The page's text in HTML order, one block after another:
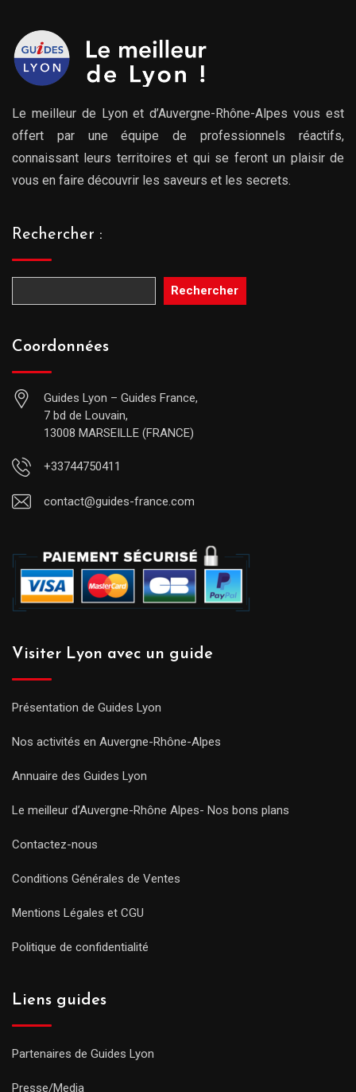
Le meilleur de Lyon et d’Auvergne-Rhône-Alpes vous est
offert par une équipe de professionnels réactifs,
connaissant leurs territoires et qui se feront un plaisir de
vous en faire découvrir les saveurs et les secrets.
Rechercher :
Rechercher
Coordonnées
Guides Lyon – Guides France,
7 bd de Louvain,
13008 MARSEILLE (FRANCE)
+33744750411
contact@guides-france.com
Visiter Lyon avec un guide
Présentation de Guides Lyon
Nos activités en Auvergne-Rhône-Alpes
Annuaire des Guides Lyon
Le meilleur d’Auvergne-Rhône Alpes- Nos bons plans
Contactez-nous
Conditions Générales de Ventes
Mentions Légales et CGU
Politique de confidentialité
Liens guides
Partenaires de Guides Lyon
Presse/Media